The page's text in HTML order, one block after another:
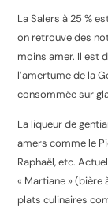
La Salers à 25 %
on retrouve des
moins amer. Il est
l’amertume de la
consommée sur
La liqueur de
amers comme le
Raphaël, etc.
« Martiane » (bière
plats culinaires